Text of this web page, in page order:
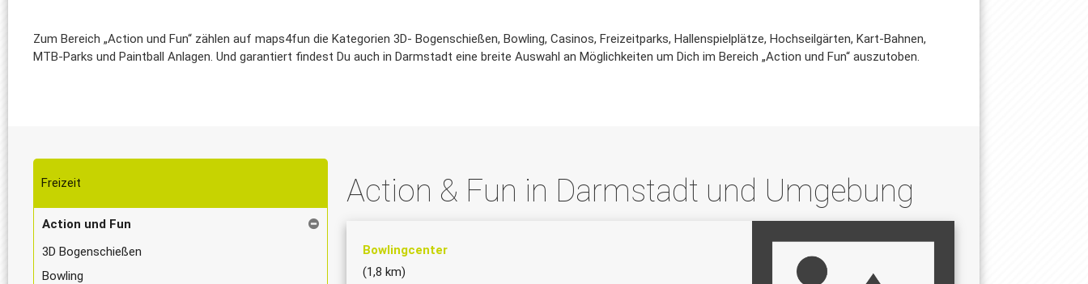
Zum Bereich „Action und Fun“ zählen auf maps4fun die Kategorien 3D- Bogenschießen, Bowling, Casinos, Freizeitparks, Hallenspielplätze, Hochseilgärten, Kart-Bahnen,
MTB-Parks und Paintball Anlagen. Und garantiert findest Du auch in Darmstadt eine breite Auswahl an Möglichkeiten um Dich im Bereich „Action und Fun“ auszutoben.
Freizeit
Action und Fun
3D Bogenschießen
Bowling
Action & Fun in Darmstadt und Umgebung
Bowlingcenter
(1,8 km)